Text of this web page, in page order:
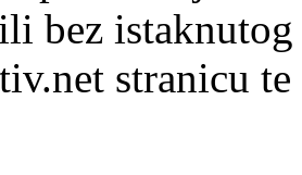
ili bez
stranicu te